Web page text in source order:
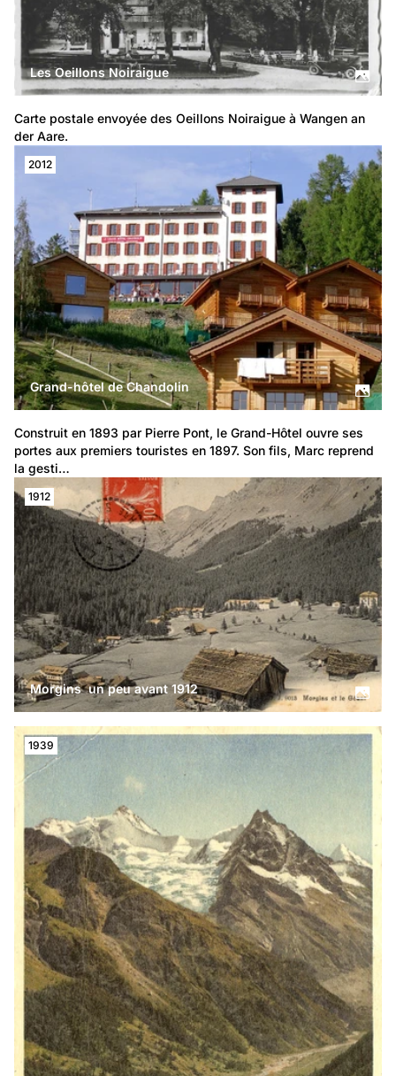
Les Oeillons Noiraigue
Carte postale envoyée des Oeillons Noiraigue à Wangen an
der Aare.
2012
Grand-hôtel de Chandolin
Construit en 1893 par Pierre Pont, le Grand-Hôtel ouvre ses
portes aux premiers touristes en 1897. Son fils, Marc reprend
la gesti…
1912
Morgins un peu avant 1912
1939